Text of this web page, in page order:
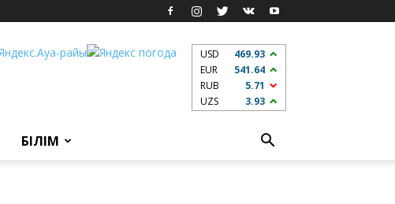
USD
469.93
EUR
541.64
RUB
5.71
UZS
3.93
БІЛІМ